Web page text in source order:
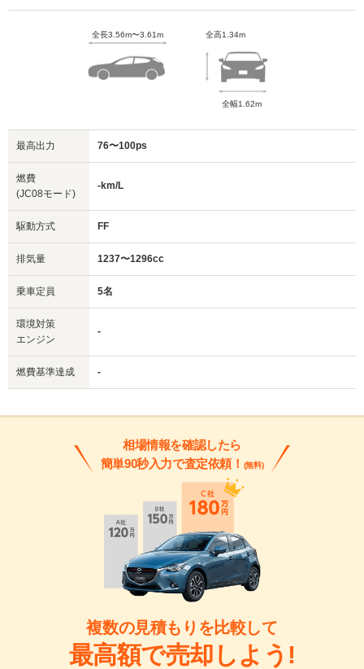
全長3.56m〜3.61m 全高1.34m
全幅1.62m
最高出力 76〜100ps
燃費
(JC08モード)
-km/L
駆動方式 FF
排気量 1237〜1296cc
乗車定員 5名
環境対策
エンジン
-
燃費基準達成 -
相場情報を確認したら
簡単90秒入力で査定依頼！ (無料)
複数の見積もりを比較して
最高額で売却しよう!